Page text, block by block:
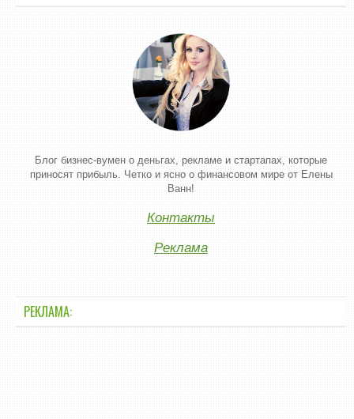
Блог бизнес-вумен о деньгах, рекламе и стартапах, которые
приносят прибыль. Четко и ясно о финансовом мире от Елены
Ванн!
Контакты
Реклама
РЕКЛАМА: